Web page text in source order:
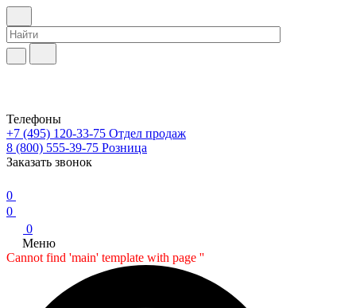
Телефоны
+7 (495) 120-33-75 Отдел продаж
8 (800) 555-39-75 Розница
Заказать звонок
0
0
0
Меню
Cannot find 'main' template with page ''